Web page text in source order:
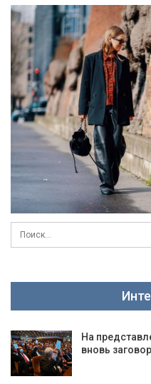
На
вновь